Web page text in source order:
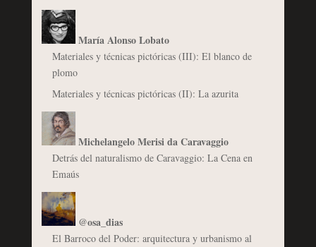
María Alonso Lobato
Materiales y técnicas pictóricas (III): El blanco de
plomo
Materiales y técnicas pictóricas (II): La azurita
Michelangelo Merisi da Caravaggio
Detrás del naturalismo de Caravaggio: La Cena en
Emaús
@osa_dias
El Barroco del Poder: arquitectura y urbanismo al